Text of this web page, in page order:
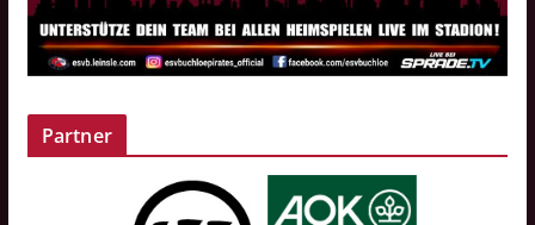
Partner